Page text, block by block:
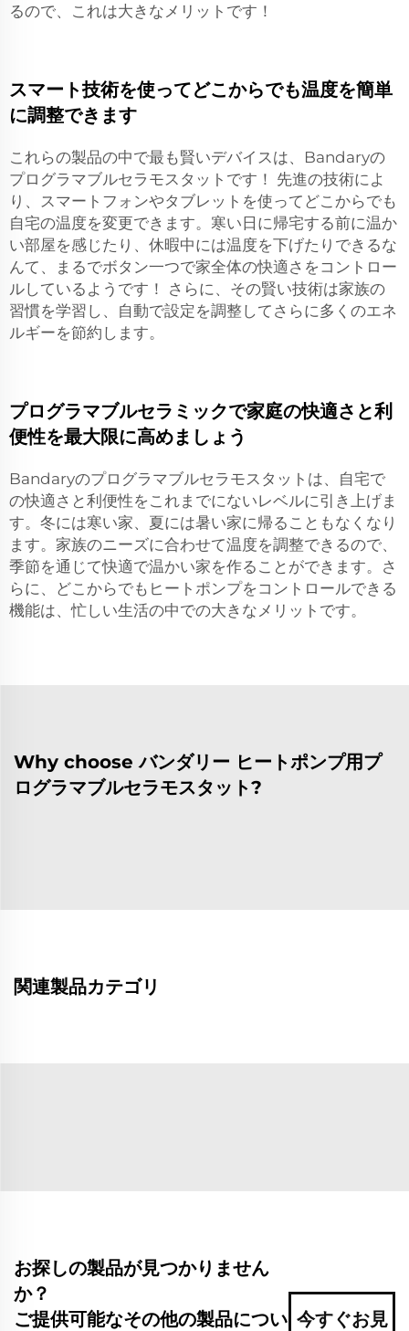
るので、これは大きなメリットです！
スマート技術を使ってどこからでも温度を簡単
に調整できます
これらの製品の中で最も賢いデバイスは、Bandaryの
プログラマブルセラモスタットです！ 先進の技術によ
り、スマートフォンやタブレットを使ってどこからでも
自宅の温度を変更できます。寒い日に帰宅する前に温か
い部屋を感じたり、休暇中には温度を下げたりできるな
んて、まるでボタン一つで家全体の快適さをコントロー
ルしているようです！ さらに、その賢い技術は家族の
習慣を学習し、自動で設定を調整してさらに多くのエネ
ルギーを節約します。
プログラマブルセラミックで家庭の快適さと利
便性を最大限に高めましょう
Bandaryのプログラマブルセラモスタットは、自宅で
の快適さと利便性をこれまでにないレベルに引き上げま
す。冬には寒い家、夏には暑い家に帰ることもなくなり
ます。家族のニーズに合わせて温度を調整できるので、
季節を通じて快適で温かい家を作ることができます。さ
らに、どこからでもヒートポンプをコントロールできる
機能は、忙しい生活の中での大きなメリットです。
Why choose バンダリー ヒートポンプ用プ
ログラマブルセラモスタット?
関連製品カテゴリ
お探しの製品が見つかりません
か？
ご提供可能なその他の製品につい 今すぐお見